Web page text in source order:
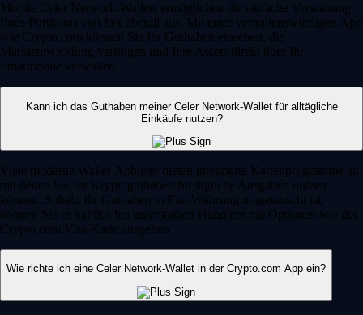
Mobile Celer Network-Wallets ermöglichen die einfache Verwaltung
Ihres Portfolios von fast überall aus. Mit einer vertrauenswürdigen App
wie Crypto.com können Sie Ihr Guthaben einsehen, die
Marktentwicklung verfolgen und Ihre Assets direkt über Ihr
Smartphone verwalten.
Kann ich das Guthaben meiner Celer Network-Wallet für alltägliche
Einkäufe nutzen?
Viele moderne Wallet-Anbieter bieten integrierte Kartenprogramme an,
mit denen Sie Ihr Kryptoguthaben für tägliche Ausgaben nutzen
können. Sobald Ihr Guthaben in Fiat-Währung umgetauscht ist,
können Sie es nahtlos bei unterstützen Händlern mit Optionen wie der
Crypto.com Visa Karte ausgeben.
Wie richte ich eine Celer Network-Wallet in der Crypto.com App ein?